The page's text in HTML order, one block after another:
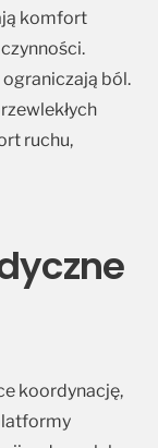
komfort
ból.
ruchu,
koordynację,